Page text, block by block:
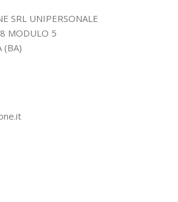
SRL UNIPERSONALE
MODULO 5
(BA)